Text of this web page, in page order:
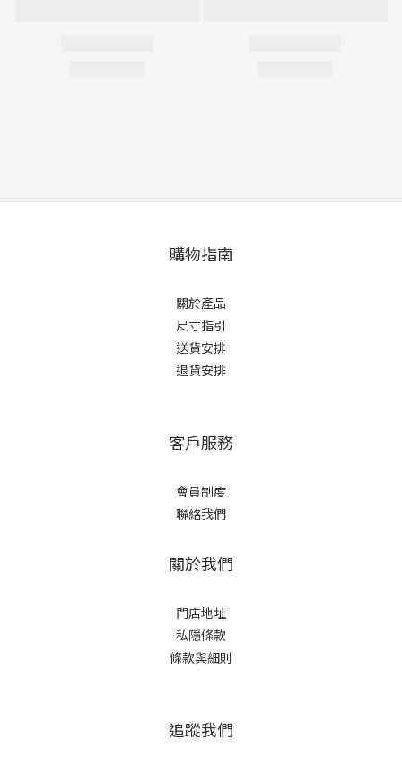
購物指南
關於產品
尺寸指引
送貨安排
退貨安排
客戶服務
會員制度
聯絡我們
關於我們
門店地址
私隱條款
條款與細則
追蹤我們